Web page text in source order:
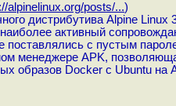
alpinelinux.org/posts/...)
дистрибутива Alpine Linux
активный
поставлялись с пустым
менеджере APK,
образов Docker с Ubuntu на